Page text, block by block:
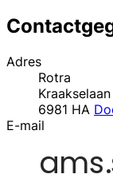
Adres
Rotra
6981 HA
E-mail